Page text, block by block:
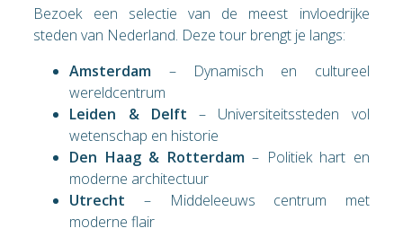
Bezoek een selectie van de meest invloedrijke
steden van Nederland. Deze tour brengt je langs:
Amsterdam – Dynamisch en cultureel
wereldcentrum
Leiden & Delft – Universiteitssteden vol
wetenschap en historie
Den Haag & Rotterdam– Politiek hart en
moderne architectuur
Utrecht – Middeleeuws centrum met
moderne flair